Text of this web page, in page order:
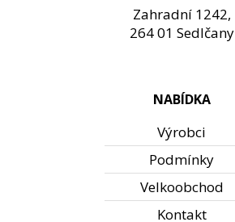
Zahradní 1242,
264 01 Sedlčany
NABÍDKA
Výrobci
Podmínky
Velkoobchod
Kontakt